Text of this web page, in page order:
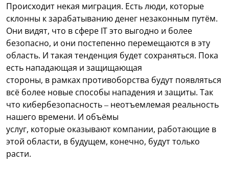
Происходит некая миграция. Есть люди, которые
склонны к зарабатыванию денег незаконным путём.
Они видят, что в сфере IT это выгодно и более
безопасно, и они постепенно перемещаются в эту
область. И такая тенденция будет сохраняться. Пока
есть нападающая и защищающая
стороны, в рамках противоборства будут появляться
всё более новые способы нападения и защиты. Так
что кибербезопасность – неотъемлемая реальность
нашего времени. И объёмы
услуг, которые оказывают компании, работающие в
этой области, в будущем, конечно, будут только
расти.